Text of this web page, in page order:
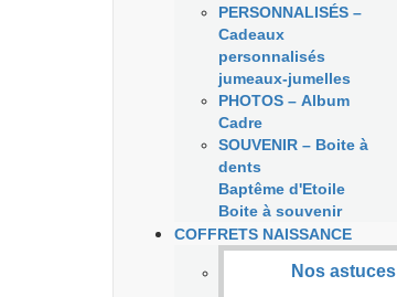
PERSONNALISÉS –
Cadeaux
personnalisés
jumeaux-jumelles
PHOTOS – Album
Cadre
SOUVENIR – Boite à
dents
Baptême d'Etoile
Boite à souvenir
COFFRETS NAISSANCE
Nos astuces